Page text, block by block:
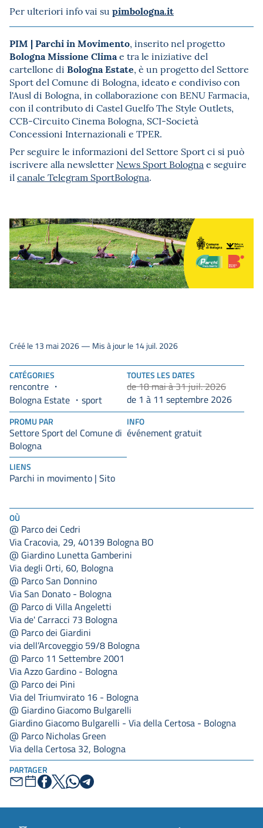
OÙ
@ Parco dei Cedri
Via Cracovia, 29, 40139 Bologna BO
@ Giardino Lunetta Gamberini
Via degli Orti, 60, Bologna
@ Parco San Donnino
Via San Donato - Bologna
@ Parco di Villa Angeletti
Via de' Carracci 73 Bologna
@ Parco dei Giardini
via dell’Arcoveggio 59/8 Bologna
@ Parco 11 Settembre 2001
Via Azzo Gardino - Bologna
@ Parco dei Pini
Via del Triumvirato 16 - Bologna
@ Giardino Giacomo Bulgarelli
Giardino Giacomo Bulgarelli - Via della Certosa - Bologna
@ Parco Nicholas Green
Via della Certosa 32, Bologna
PARTAGER
Per ulteriori info vai su pimbologna.it
PIM | Parchi in Movimento, inserito nel progetto
Bologna Missione Climae tra le iniziative del
cartellone di Bologna Estate, è un progetto del Settore
Sport del Comune di Bologna, ideato e condiviso con
l'Ausl di Bologna, in collaborazione con BENU Farmacia,
con il contributo di Castel Guelfo The Style Outlets,
CCB-Circuito Cinema Bologna, SCI-Società
Concessioni Internazionali e TPER.
Per seguire le informazioni del Settore Sport ci si può
iscrivere alla newsletter News Sport Bologna e seguire
il canale Telegram SportBologna.
CATÉGORIES
rencontre
Bologna Estate
sport
TOUTES LES DATES
de 18 mai à 31 juil. 2026
de 1 à 11 septembre 2026
PROMU PAR
Settore Sport del Comune di
Bologna
INFO
événement gratuit
LIENS
Parchi in movimento | Sito
Créé le 13 mai 2026 — Mis à jour le 14 juil. 2026